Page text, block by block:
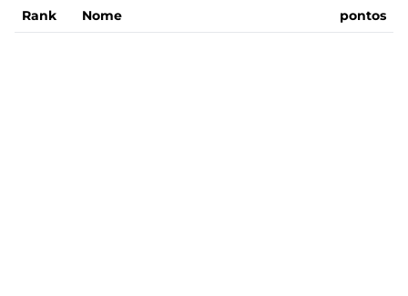
Rank Nome pontos